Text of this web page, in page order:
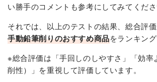
い勝手のコメントも参考にしてみてくださ
それでは、以上のテストの結果、総合評
手動鉛筆削りのおすすめ商品をランキン
※総合評価は「手回しのしやすさ」「効率
削性）」を重視して評価しています。